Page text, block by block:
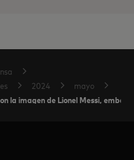
2024 mayo
la imagen de Lionel Messi,